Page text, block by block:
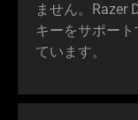
ません。Razer
キーをサポー
てい ます。